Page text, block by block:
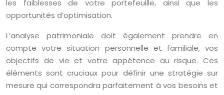
les faiblesses de votre portefeuille, ainsi que les
opportunités d’optimisation.
L’analyse patrimoniale doit également prendre en
compte votre situation personnelle et familiale, vos
objectifs de vie et votre appétence au risque. Ces
éléments sont cruciaux pour définir une stratégie sur
mesure qui correspondra parfaitement à vos besoins et